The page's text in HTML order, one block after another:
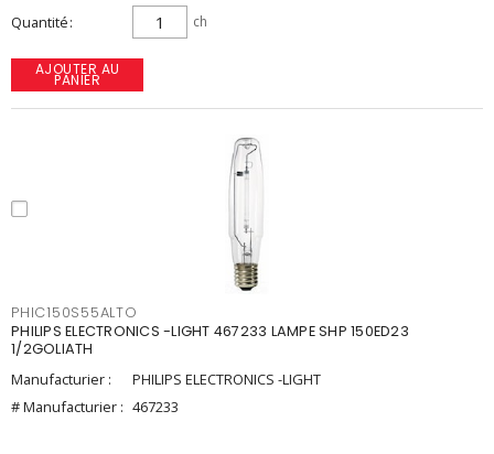
Quantité ch
AJOUTER AU
PANIER
PHIC150S55ALTO
PHILIPS ELECTRONICS -LIGHT 467233 LAMPE SHP 150ED23
1/2GOLIATH
Manufacturier :
PHILIPS ELECTRONICS -LIGHT
# Manufacturier : 467233